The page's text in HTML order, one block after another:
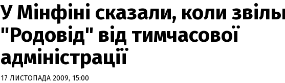
У Мінфіні сказали, коли
"Родовід" від тимчасової
адміністрації
17 ЛИСТОПАДА 2009, 15:00